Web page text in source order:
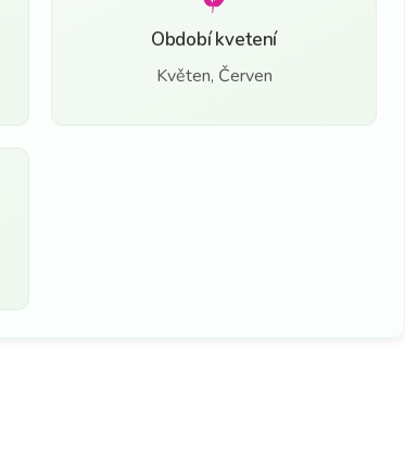
Období kvetení
Květen, Červen